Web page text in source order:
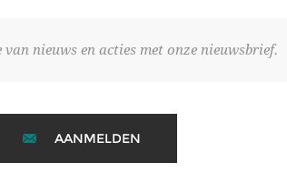
nieuws en acties met onze nieuwsbrief.
AANMELDEN